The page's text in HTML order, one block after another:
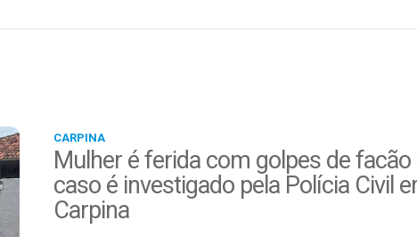
CARPINA
Mulher é ferida com golpes de facão
caso é investigado pela Polícia Civil
Carpina